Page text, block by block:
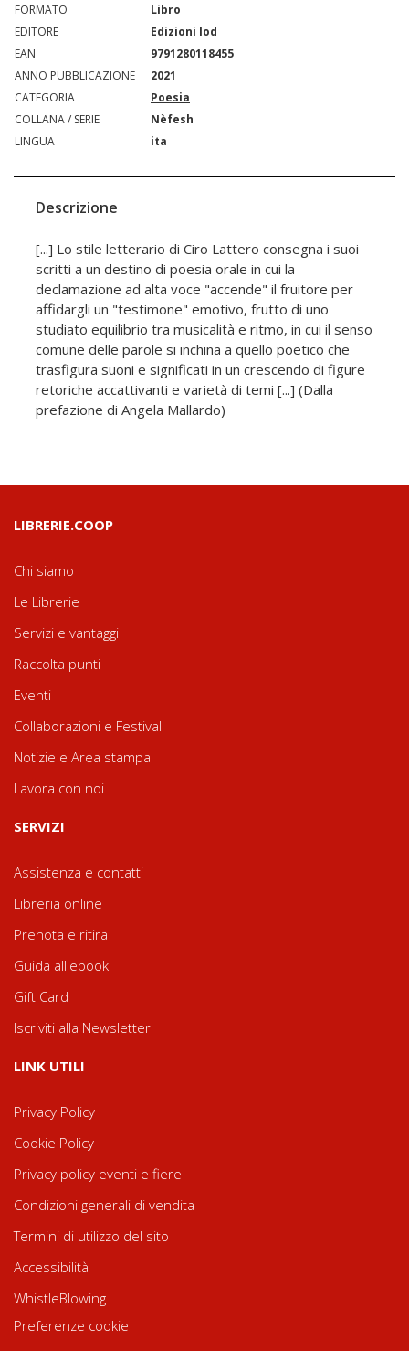
FORMATO
Libro
EDITORE
Edizioni Iod
EAN
9791280118455
ANNO PUBBLICAZIONE
2021
CATEGORIA
Poesia
COLLANA / SERIE
Nèfesh
LINGUA
ita
Descrizione
[...] Lo stile letterario di Ciro Lattero consegna i suoi
scritti a un destino di poesia orale in cui la
declamazione ad alta voce "accende" il fruitore per
affidargli un "testimone" emotivo, frutto di uno
studiato equilibrio tra musicalità e ritmo, in cui il senso
comune delle parole si inchina a quello poetico che
trasfigura suoni e significati in un crescendo di figure
retoriche accattivanti e varietà di temi [...] (Dalla
prefazione di Angela Mallardo)
LIBRERIE.COOP
Chi siamo
Le Librerie
Servizi e vantaggi
Raccolta punti
Eventi
Collaborazioni e Festival
Notizie e Area stampa
Lavora con noi
SERVIZI
Assistenza e contatti
Libreria online
Prenota e ritira
Guida all'ebook
Gift Card
Iscriviti alla Newsletter
LINK UTILI
Privacy Policy
Cookie Policy
Privacy policy eventi e fiere
Condizioni generali di vendita
Termini di utilizzo del sito
Accessibilità
WhistleBlowing
Preferenze cookie